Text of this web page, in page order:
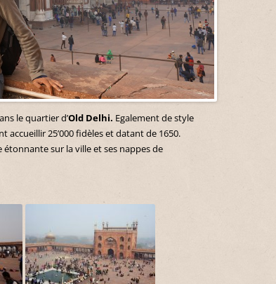
le quartier d’Old Delhi. Egalement de style
accueillir 25’000 fidèles et datant de 1650.
sur la ville et ses nappes de